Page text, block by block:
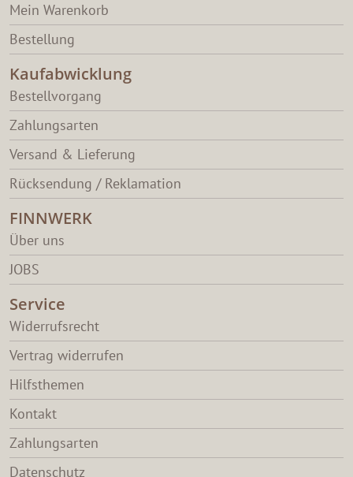
Mein Warenkorb
Bestellung
Kaufabwicklung
Bestellvorgang
Zahlungsarten
Versand & Lieferung
Rücksendung / Reklamation
FINNWERK
Über uns
JOBS
Service
Widerrufsrecht
Vertrag widerrufen
Hilfsthemen
Kontakt
Zahlungsarten
Datenschutz